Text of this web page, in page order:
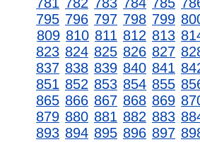
795 796 797 798 799
809 810 811 812 813
823 824 825 826 827
837 838 839 840 841
851 852 853 854 855
865 866 867 868 869
879 880 881 882 883
893 894 895 896 897